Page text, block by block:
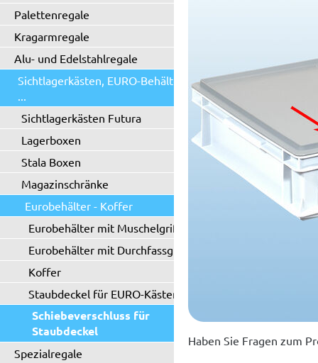
Palettenregale
Kragarmregale
Alu- und Edelstahlregale
Sichtlagerkästen, EURO-Behälter
...
Sichtlagerkästen Futura
Lagerboxen
Stala Boxen
Magazinschränke
Eurobehälter - Koffer
Eurobehälter mit Muschelgriff
Eurobehälter mit Durchfassgriff
Koffer
Staubdeckel für EURO-Kästen
Schiebeverschluss für
Staubdeckel
Spezialregale
Haben Sie Fragen zum